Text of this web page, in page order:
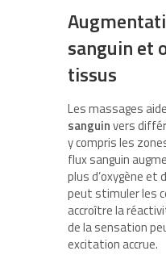
sanguin et
tissus
Les massages
sanguinvers
y compris les
flux sanguin
plus d’oxygène et
peut stimuler les
accroître la
de la sensation
excitation accrue.